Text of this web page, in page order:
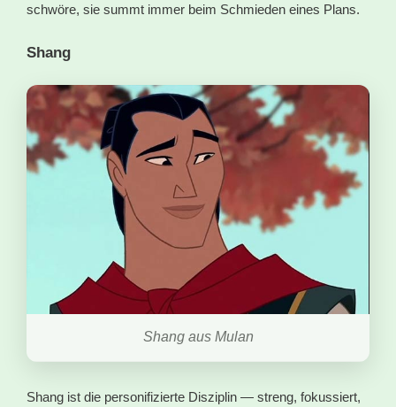
schwöre, sie summt immer beim Schmieden eines Plans.
Shang
Shang aus Mulan
Shang ist die personifizierte Disziplin — streng, fokussiert,